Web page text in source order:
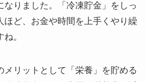
りました。
「冷凍貯金」をしっ
ほど、お金や時間を上手くやり繰
。
メリットとして 「栄養」を貯める